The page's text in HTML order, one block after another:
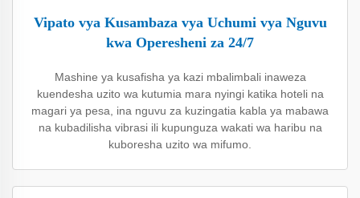
Vipato vya Kusambaza vya Uchumi vya Nguvu
kwa Operesheni za 24/7
Mashine ya kusafisha ya kazi mbalimbali inaweza
kuendesha uzito wa kutumia mara nyingi katika hoteli na
magari ya pesa, ina nguvu za kuzingatia kabla ya mabawa
na kubadilisha vibrasi ili kupunguza wakati wa haribu na
kuboresha uzito wa mifumo.